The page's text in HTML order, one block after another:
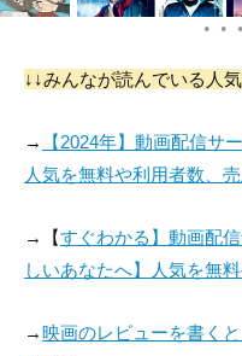
● ● ●
↓↓みんなが読んでいる人
→
【2024年】動画配信サ
人気を無料や利用者数、
→【すぐわかる】動画配
しいあなたへ】人気を無
→映画のレビューを書く